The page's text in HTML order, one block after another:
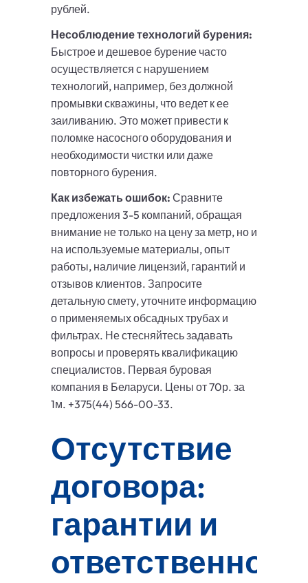
рублей.
Несоблюдение технологий бурения:
Быстрое и дешевое бурение часто
осуществляется с нарушением
технологий, например, без должной
промывки скважины, что ведет к ее
заиливанию. Это может привести к
поломке насосного оборудования и
необходимости чистки или даже
повторного бурения.
Как избежать ошибок: Сравните
предложения 3-5 компаний, обращая
внимание не только на цену за метр, но и
на используемые материалы, опыт
работы, наличие лицензий, гарантий и
отзывов клиентов. Запросите
детальную смету, уточните информацию
о применяемых обсадных трубах и
фильтрах. Не стесняйтесь задавать
вопросы и проверять квалификацию
специалистов. Первая буровая
компания в Беларуси. Цены от 70р. за
1м. +375(44) 566-00-33.
Отсутствие
договора:
гарантии и